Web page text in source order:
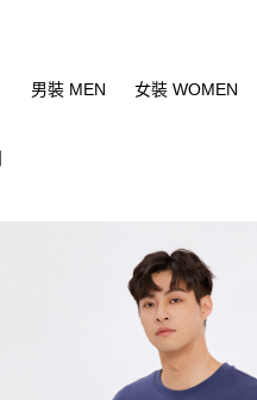
男裝 MEN 女裝 WOMEN